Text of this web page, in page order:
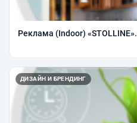
Реклама (Indoor) «STOLLINE».
ДИЗАЙН И БРЕНДИНГ